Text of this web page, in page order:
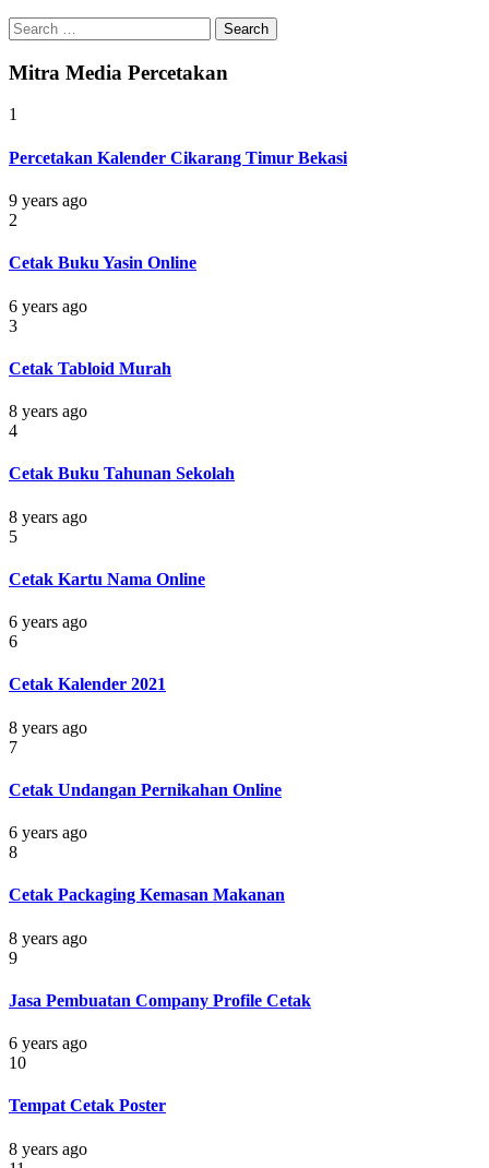
Search
for:
Mitra Media Percetakan
1
Percetakan Kalender Cikarang Timur Bekasi
9 years ago
2
Cetak Buku Yasin Online
6 years ago
3
Cetak Tabloid Murah
8 years ago
4
Cetak Buku Tahunan Sekolah
8 years ago
5
Cetak Kartu Nama Online
6 years ago
6
Cetak Kalender 2021
8 years ago
7
Cetak Undangan Pernikahan Online
6 years ago
8
Cetak Packaging Kemasan Makanan
8 years ago
9
Jasa Pembuatan Company Profile Cetak
6 years ago
10
Tempat Cetak Poster
8 years ago